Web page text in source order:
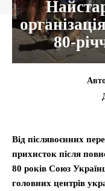
80-
Від післявоєнних
прихисток після
80 років Союз
головних центрів